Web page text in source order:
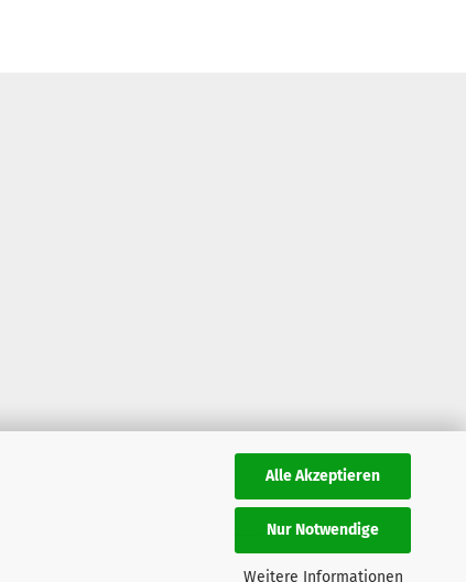
Alle Akzeptieren
Nur Notwendige
Weitere Informationen